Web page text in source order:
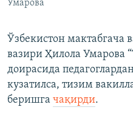
Умарова
Ўзбекистон мактабгача
вазири Ҳилола Умарова
доирасида
кузатилса, тизим
беришга чақирди.